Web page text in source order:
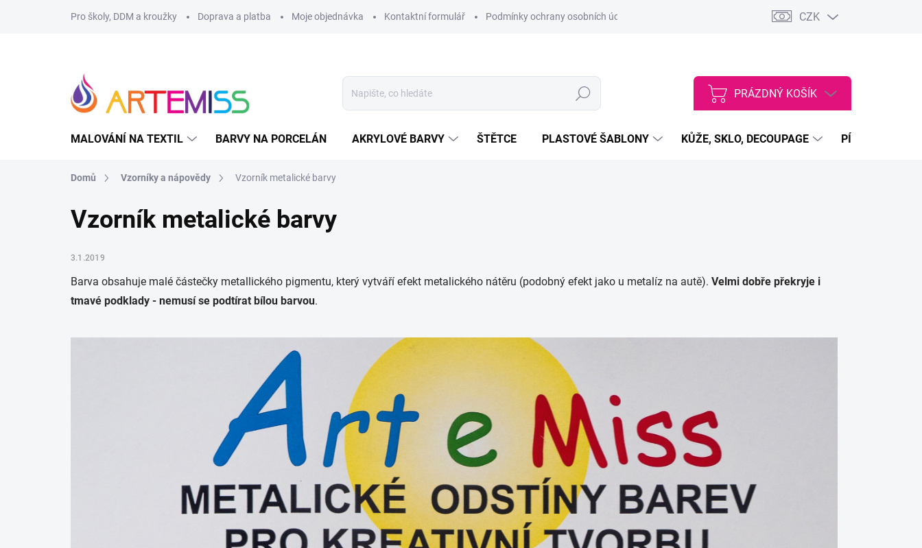
Pro školy, DDM a kroužky Doprava a platba Moje objednávka Kontaktní formulář Podmínky ochrany osobních údajů VŠEOBECNÉ OBCHODNÍ PODMÍNKY Vstup do
CZK
Hledat
NÁKUPNÍ
KOŠÍK
PRÁZDNÝ KOŠÍK
MALOVÁNÍ NA TEXTIL BARVY NA PORCELÁN AKRYLOVÉ BARVY ŠTĚTCE PLASTOVÉ ŠABLONY KŮŽE, SKLO, DECOUPAGE PÍSKY,
Domů Vzorníky a nápovědy Vzorník metalické barvy
Vzorník metalické barvy
3.1.2019
Barva obsahuje malé částečky metallického pigmentu, který vytváří efekt metalického nátěru (podobný efekt jako u metalíz na autě). Velmi dobře překryje i
tmavé podklady - nemusí se podtírat bílou barvou.